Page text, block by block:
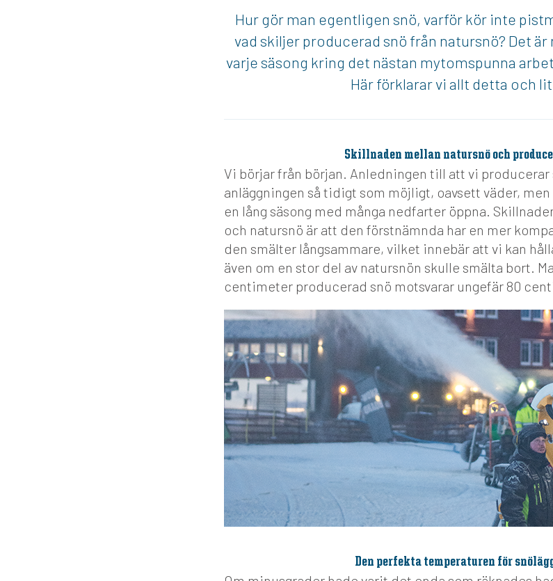
Hur gör man egentligen snö, varför kör inte
vad skiljer producerad snö från natursnö? Det är
varje säsong kring det nästan mytomspunna
Här förklarar vi allt detta och
Skillnaden mellan natursnö och
Vi börjar från början. Anledningen till att vi producerar
anläggningen så tidigt som möjligt, oavsett väder,
en lång säsong med många nedfarter öppna.
och natursnö är att den förstnämnda har en mer
den smälter långsammare, vilket innebär att vi kan
även om en stor del av natursnön skulle smälta bort.
centimeter producerad snö motsvarar ungefär 80
Den perfekta temperaturen för